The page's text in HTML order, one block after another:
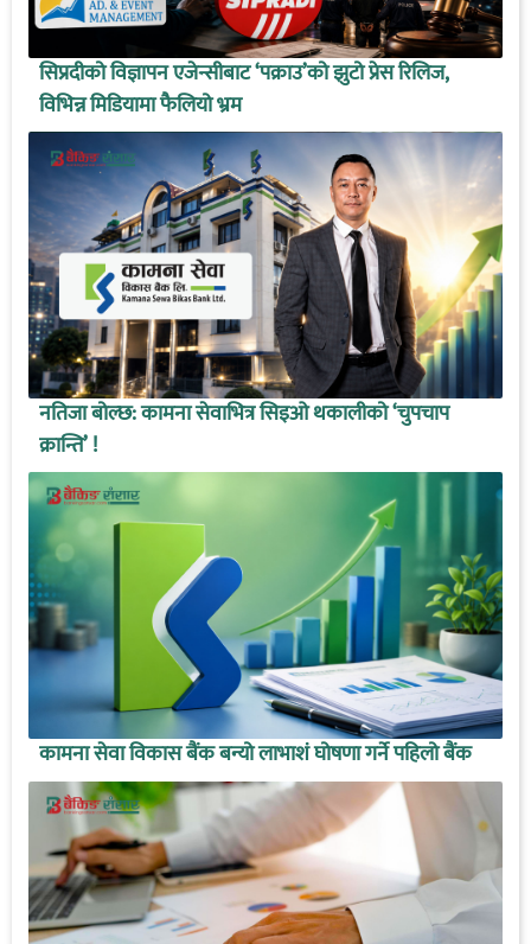
सिप्रदीको विज्ञापन एजेन्सीबाट ‘पक्राउ’को झुटो प्रेस रिलिज,
विभिन्न मिडियामा फैलियो भ्रम
नतिजा बोल्छ: कामना सेवाभित्र सिइओ थकालीको ‘चुपचाप
क्रान्ति’ !
कामना सेवा विकास बैंक बन्यो लाभाशं घोषणा गर्ने पहिलो बैंक